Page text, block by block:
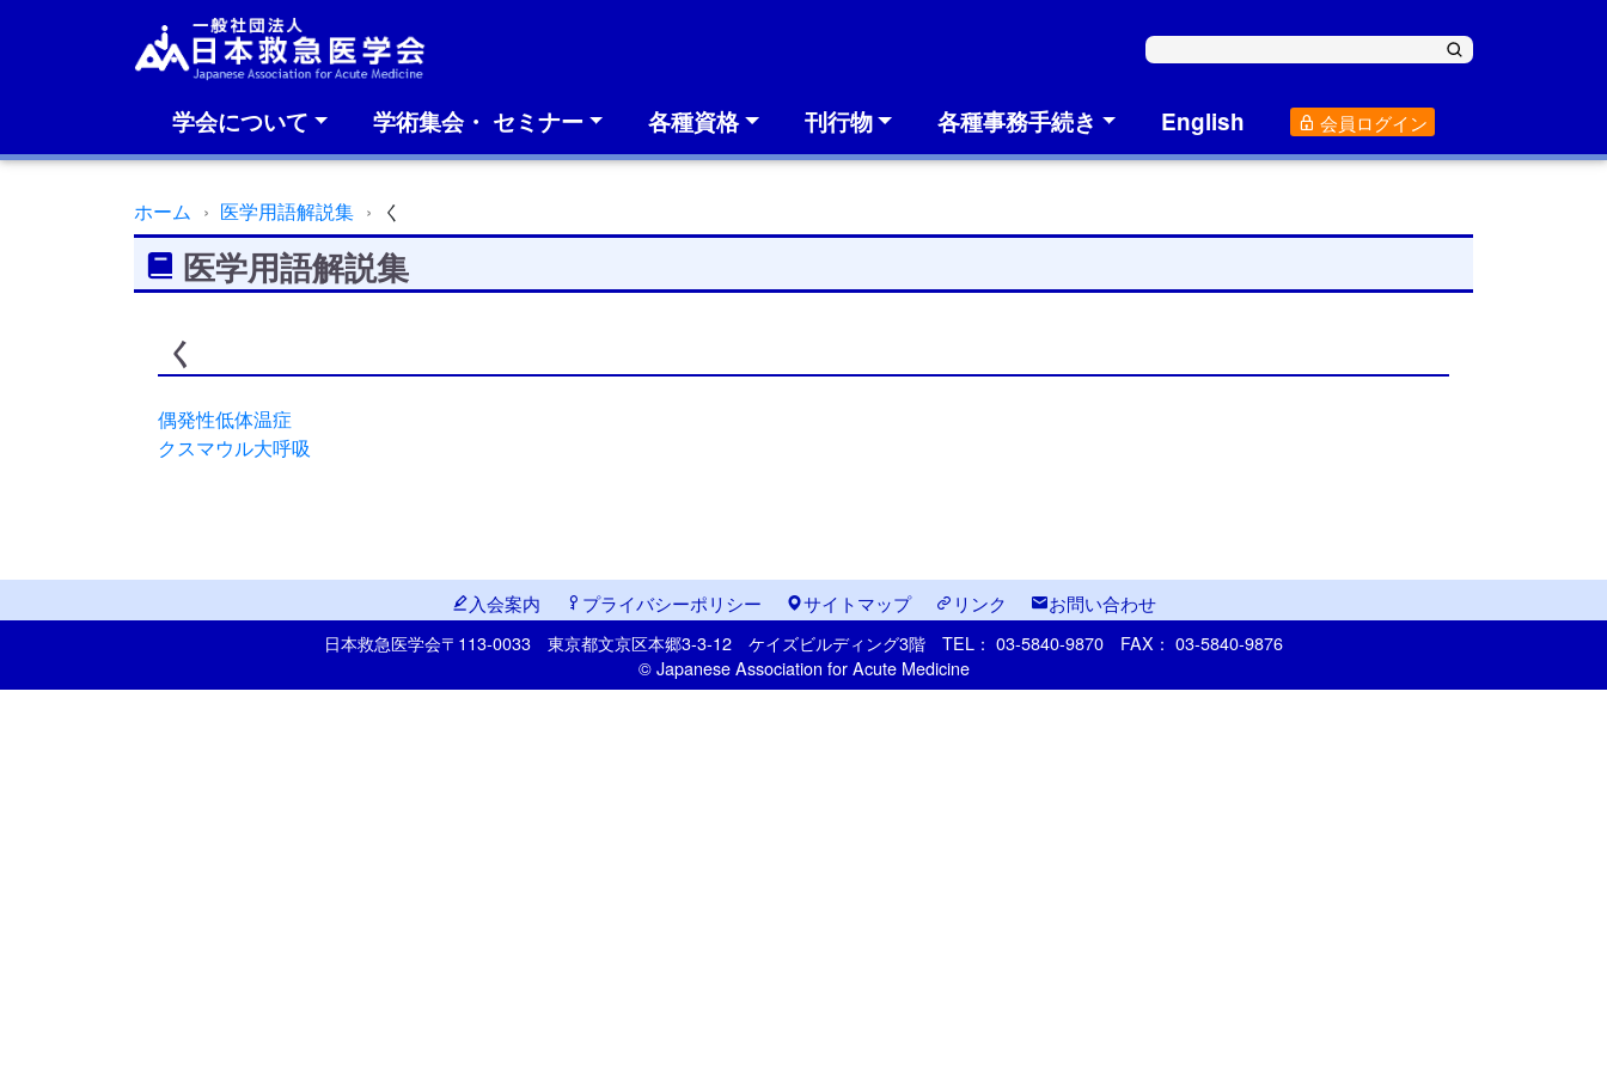
学会について 学術集会・ セミナー 各種資格 刊行物 各種事務手続き English 会員ログイン
ホーム 医学用語解説集 く
医学用語解説集
く
偶発性低体温症
クスマウル大呼吸
入会案内 プライバシーポリシー サイトマップ リンク お問い合わせ
日本救急医学会〒113-0033 東京都文京区本郷3-3-12 ケイズビルディング3階 TEL： 03-5840-9870 FAX： 03-5840-9876
© Japanese Association for Acute Medicine